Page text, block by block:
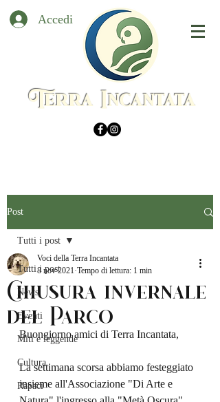
Accedi
Terra Incantata
Post
Tutti i post
News
Eventi
Miti e leggende
Cultura
Rapaci
Tutti i post
Chiusura invernale
del Parco
Voci della Terra Incantata
8 nov 2021 Tempo di lettura: 1 min
Buongiorno amici di Terra Incantata,
La settimana scorsa abbiamo festeggiato
insieme all'Associazione "Di Arte e